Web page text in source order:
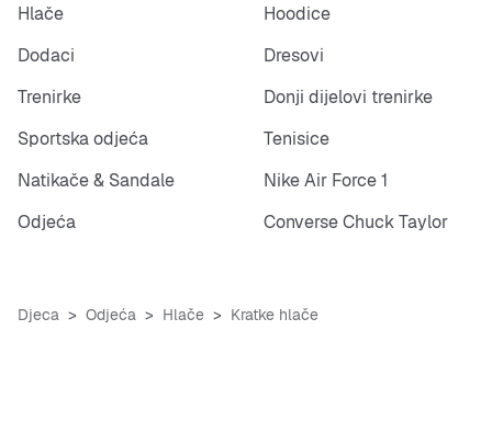
Hlače
Hoodice
Dodaci
Dresovi
Trenirke
Donji dijelovi trenirke
Sportska odjeća
Tenisice
Natikače & Sandale
Nike Air Force 1
Odjeća
Converse Chuck Taylor
Djeca Odjeća Hlače Kratke hlače